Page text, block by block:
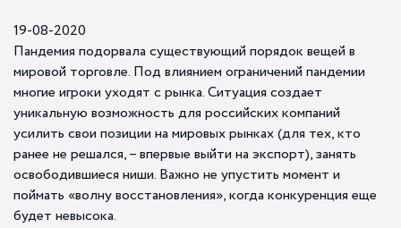
19-08-2020
Пандемия подорвала существующий порядок вещей в
мировой торговле. Под влиянием ограничений пандемии
многие игроки уходят с рынка. Ситуация создает
уникальную возможность для российских компаний
усилить свои позиции на мировых рынках (для тех, кто
ранее не решался, – впервые выйти на экспорт), занять
освободившиеся ниши. Важно не упустить момент и
поймать «волну восстановления», когда конкуренция еще
будет невысока.